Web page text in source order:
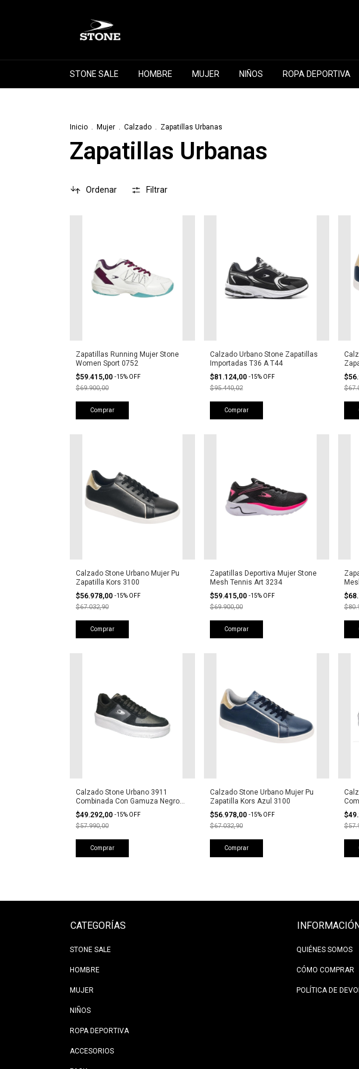
STONE SALE HOMBRE MUJER NIÑOS ROPA DEPORTIVA
Inicio . Mujer . Calzado . Zapatillas Urbanas
Zapatillas Urbanas
Ordenar Filtrar
Zapatillas Running Mujer Stone
Women Sport 0752
$59.415,00 -15% OFF
$69.900,00
Comprar
Calzado Urbano Stone Zapatillas
Importadas T36 A T44
$81.124,00 -15% OFF
$95.440,02
Comprar
Calzado Stone Urbano Mujer Pu
Zapatilla Kors 3100
$56.978,00 -15% OFF
$67.032,90
Comprar
Zapatillas Deportiva Mujer Stone
Mesh Tennis Art 3234
$59.415,00 -15% OFF
$69.900,00
Comprar
Calzado Stone Urbano 3911
Combinada Con Gamuza Negro
Mujer
$49.292,00 -15% OFF
$57.990,00
Comprar
Calzado Stone Urbano Mujer Pu
Zapatilla Kors Azul 3100
$56.978,00 -15% OFF
$67.032,90
Comprar
CATEGORÍAS
STONE SALE
HOMBRE
MUJER
NIÑOS
ROPA DEPORTIVA
ACCESORIOS
QUIÉNES SOMOS
CÓMO COMPRAR
POLÍTICA DE